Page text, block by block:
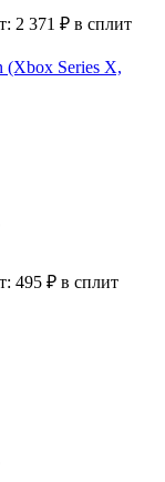
2 371 ₽ в сплит
(Xbox Series X,
495 ₽ в сплит